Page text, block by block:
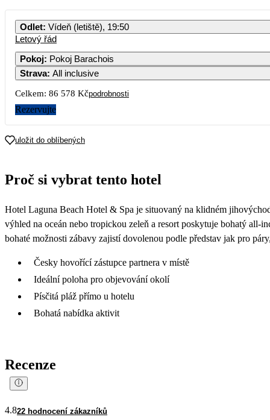
Odlet: Vídeň (letiště), 19:50
Letový řád
Pokoj: Pokoj Barachois
Strava: All inclusive
Celkem: 86 578 Kčpodrobnosti
Rezervujte
uložit do oblíbených
Proč si vybrat tento hotel
Hotel Laguna Beach Hotel & Spa je situovaný na klidném
výhled na oceán nebo tropickou zeleň a resort poskytuje bohatý all-
bohaté možnosti zábavy zajistí dovolenou podle představ jak pro
Česky hovořící zástupce partnera v místě
Ideální poloha pro objevování okolí
Písčitá pláž přímo u hotelu
Bohatá nabídka aktivit
Recenze
4.822 hodnocení zákazníků